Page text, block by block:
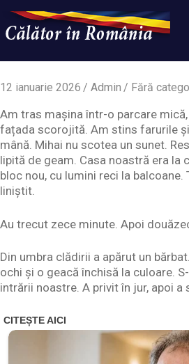
content
Calatorinromania
simplu
WordPress
12 ianuarie 2026 Admin Fără
Am tras mașina într-o parcare
fațada scorojită. Am stins farurile
mână. Mihai nu scotea un sunet.
lipită de geam. Casa noastră era la
bloc nou, cu lumini reci la
liniștit.
Au trecut zece minute. Apoi
Din umbra clădirii a apărut un
ochi și o geacă închisă la culoare.
intrării noastre. A privit în jur, apoi a